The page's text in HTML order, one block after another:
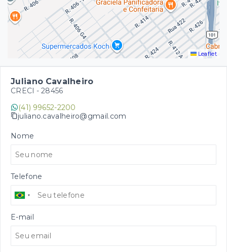
Leaflet
Juliano Cavalheiro
CRECI - 28456
(41) 99652-2200
juliano.cavalheiro@gmail.com
Nome
Telefone
E-mail